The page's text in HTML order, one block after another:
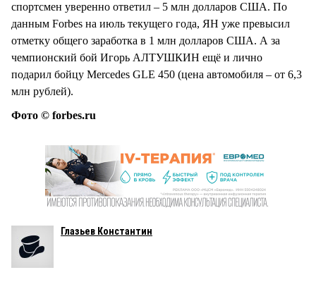
спортсмен уверенно ответил – 5 млн долларов США. По
данным Forbes на июль текущего года, ЯН уже превысил
отметку общего заработка в 1 млн долларов США. А за
чемпионский бой Игорь АЛТУШКИН ещё и лично
подарил бойцу Mercedes GLE 450 (цена автомобиля – от 6,3
млн рублей).
Фото © forbes.ru
Глазьев Константин